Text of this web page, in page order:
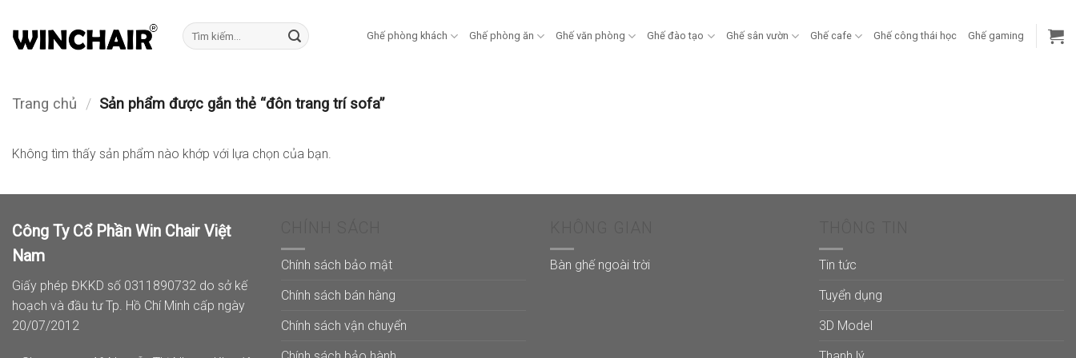
qua
Tìm
kiếm:
Ghế phòng khách Ghế phòng ăn Ghế văn phòng Ghế đào tạo Ghế sân vườn Ghế cafe Ghế công thái học Ghế gaming
Trang chủ / Sản phẩm được gắn thẻ “đôn trang trí sofa”
Không tìm thấy sản phẩm nào khớp với lựa chọn của bạn.
Công Ty Cổ Phần Win Chair Việt
Nam
Giấy phép ĐKKD số 0311890732 do sở kế
hoạch và đầu tư Tp. Hồ Chí Minh cấp ngày
20/07/2012
Chính sách bảo mật
Chính sách bán hàng
Chính sách vận chuyển
Bàn ghế ngoài trời
Tin tức
Tuyển dụng
3D Model